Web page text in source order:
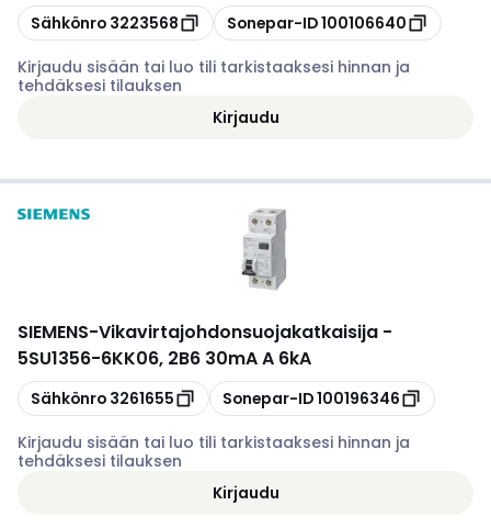
Kopioi
Sähkönro 3223568 Kopioi
Sonepar-ID100106640
Kirjaudu sisään tai luo tili tarkistaaksesi hinnan ja
tehdäksesi tilauksen
Kirjaudu
SIEMENS-Vikavirtajohdonsuojakatkaisija -
5SU1356-6KK06, 2B6 30mA A 6kA
Kopioi
Sähkönro 3261655 Kopioi
Sonepar-ID100196346
Kirjaudu sisään tai luo tili tarkistaaksesi hinnan ja
tehdäksesi tilauksen
Kirjaudu